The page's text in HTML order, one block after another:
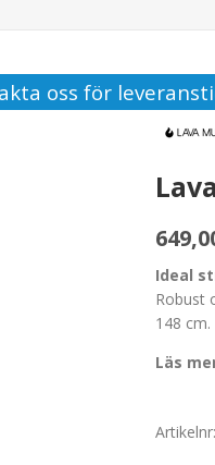
oss för
Ideal
Robust
148 cm.
Läs
Artikelnr: